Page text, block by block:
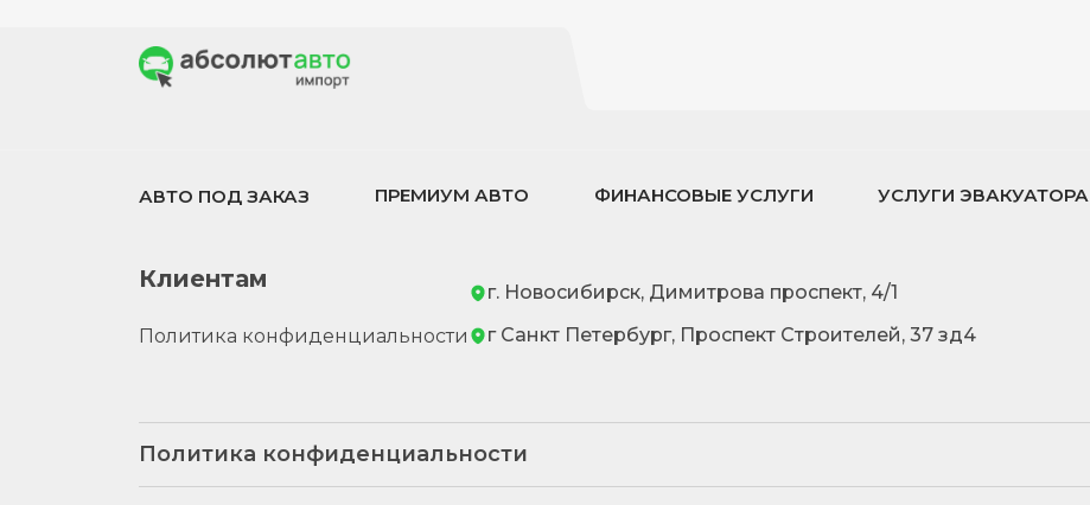
АВТО ПОД ЗАКАЗ ПРЕМИУМ АВТО ФИНАНСОВЫЕ УСЛУГИ УСЛУГИ ЭВАКУАТОРА
Клиентам
Политика конфиденциальности
г. Новосибирск, Димитрова проспект, 4/1
г Санкт Петербург, Проспект Строителей, 37 зд4
Политика конфиденциальности